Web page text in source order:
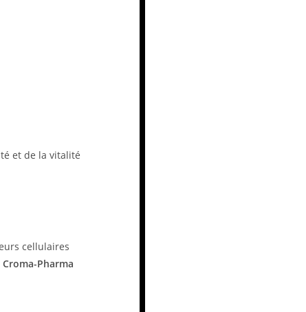
et de la vitalité
cellulaires
Croma-Pharma